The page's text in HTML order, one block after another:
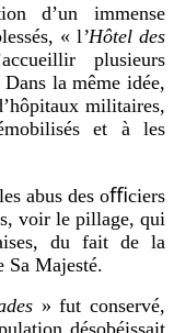
d’un immense
« l’Hôtel des
plusieurs
Dans la même idée,
militaires,
et à les
abus des oﬃciers
voir le pillage, qui
du fait de la
Sa Majesté.
»fut conservé,
désobéissait